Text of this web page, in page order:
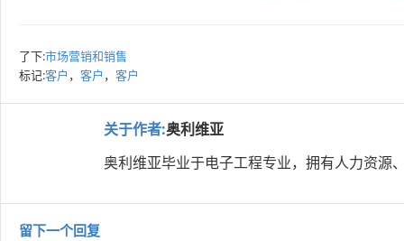
了下:市场营销和销售
标记:客户 ， 客户 ， 客户
关于作者:奥利维亚
奥利维亚毕业于电子工程专业，拥有人力资源
留下一个回复